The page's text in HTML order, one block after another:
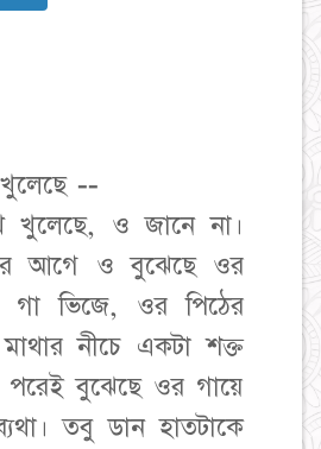
--
ও জানে না।
আগে ও বুঝেছে ওর
ভিজে, ওর পিঠের
নীচে একটা শক্ত
বুঝেছে ওর গায়ে
তবু ডান হাতটাকে